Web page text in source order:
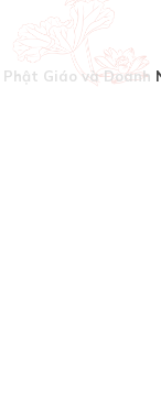
Phật Giáo và Doanh